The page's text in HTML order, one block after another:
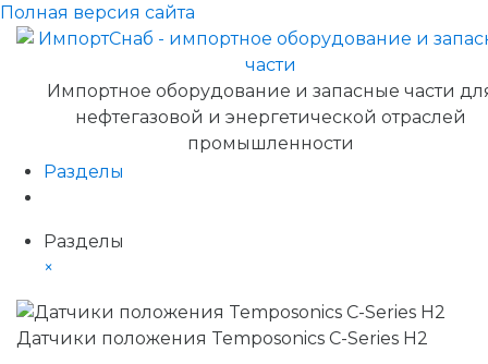
Полная версия сайта
Импортное оборудование и запасные части
нефтегазовой и энергетической отраслей
промышленности
Разделы
Разделы
×
Датчики положения Temposonics C-Series H2